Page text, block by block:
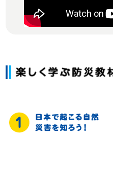
ン・レジリエンス・アワー
しました。
（レジリエンスジ